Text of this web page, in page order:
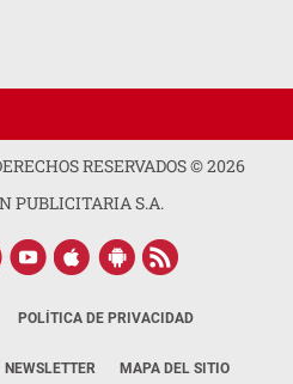
RESERVADOS ©2026
PUBLICITARIA S.A.
POLÍTICA DE PRIVACIDAD
NEWSLETTER MAPA DEL SITIO